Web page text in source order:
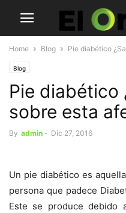
Home Blog Pie diabético
Blog
Pie diabético
sobre esta
By admin - Dic 27, 2016
Un pie diabético es
persona que padece
Este se produce debido